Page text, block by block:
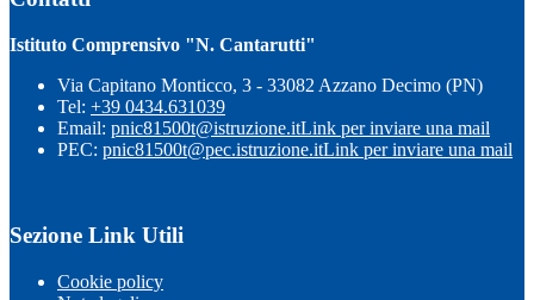
Istituto Comprensivo "N. Cantarutti"
Via Capitano Monticco, 3 - 33082 Azzano Decimo (PN)
Tel: +39 0434.631039
Email: pnic81500t@istruzione.itLink per inviare una mail
PEC: pnic81500t@pec.istruzione.itLink per inviare una mail
Sezione Link Utili
Cookie policy